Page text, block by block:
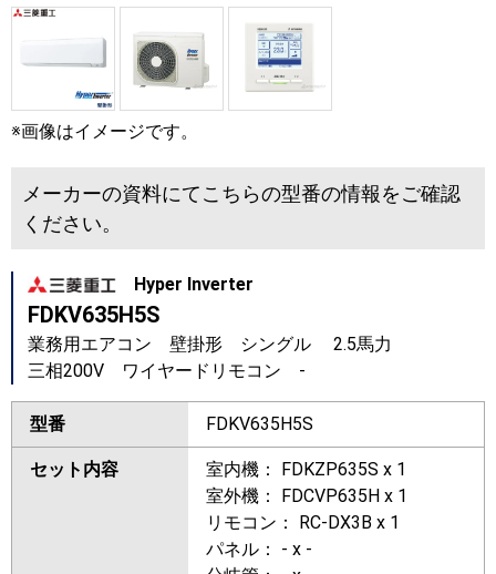
※画像はイメージです。
メーカーの資料にてこちらの型番の情報をご確認
ください。
Hyper Inverter
FDKV635H5S
業務用エアコン 壁掛形 シングル 2.5馬力
三相200V ワイヤードリモコン -
型番 FDKV635H5S
セット内容
室内機： FDKZP635S x 1
室外機： FDCVP635H x 1
リモコン： RC-DX3B x 1
パネル： - x -